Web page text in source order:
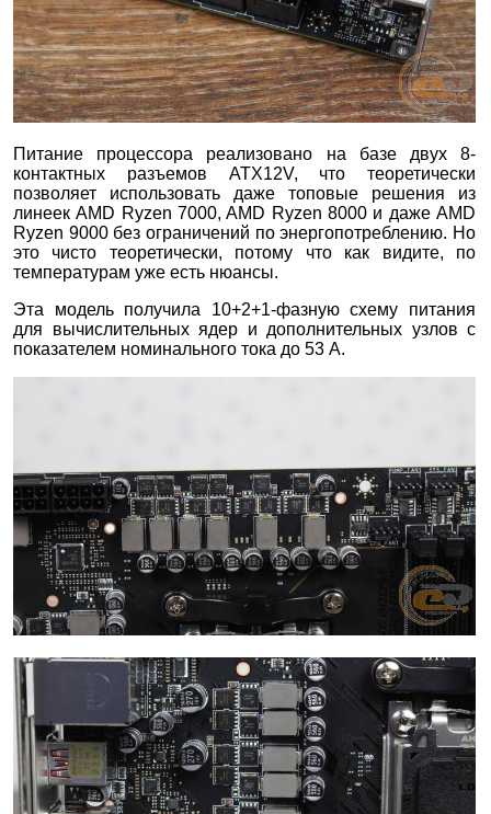
Питание процессора реализовано на базе двух 8-
контактных разъемов ATX12V, что теоретически
позволяет использовать даже топовые решения из
линеек AMD Ryzen 7000, AMD Ryzen 8000 и даже AMD
Ryzen 9000 без ограничений по энергопотреблению. Но
это чисто теоретически, потому что как видите, по
температурам уже есть нюансы.
Эта модель получила 10+2+1-фазную схему питания
для вычислительных ядер и дополнительных узлов с
показателем номинального тока до 53 А.